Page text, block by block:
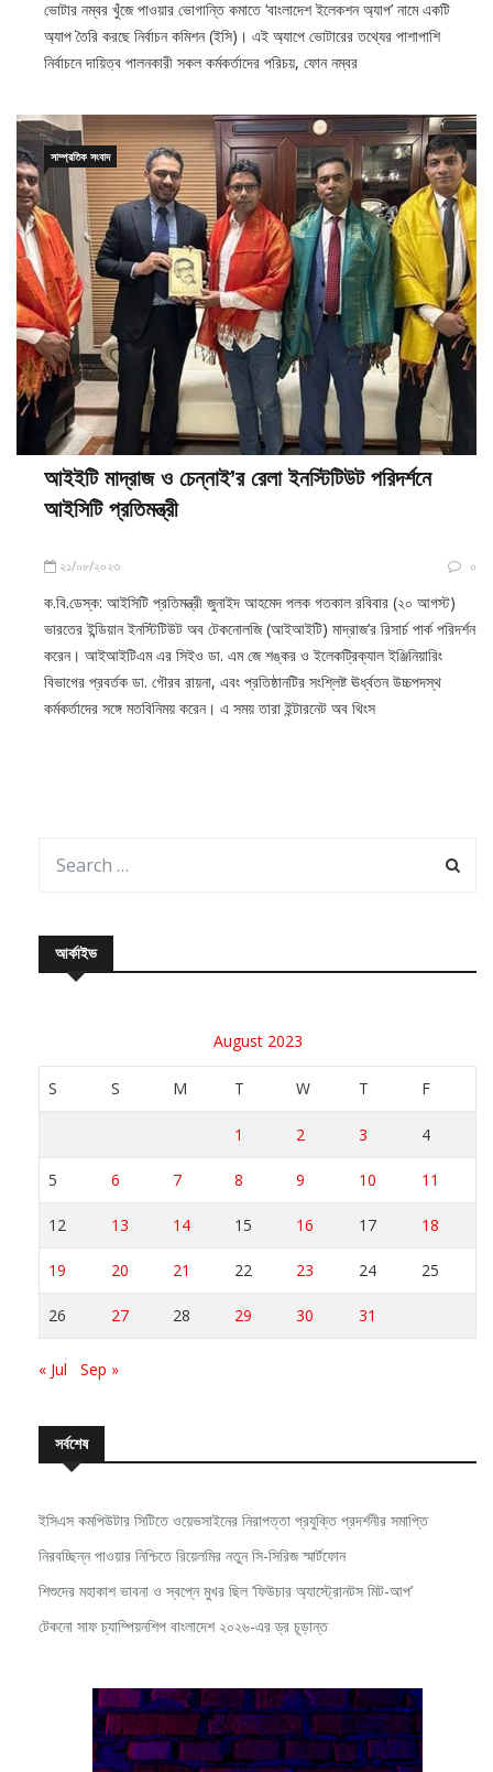
অ্যাপ তৈরি করছে নির্বাচন কমিশন (ইসি)। এই অ্যাপে ভোটারের তথ্যের পাশাপাশি
নির্বাচনে দায়িত্ব পালনকারী সকল কর্মকর্তাদের পরিচয়, ফোন নম্বর
সাম্প্রতিক সংবাদ
আইইটি মাদ্রাজ ও চেন্নাই’র রেলা ইনস্টিটিউট পরিদর্শনে
আইসিটি প্রতিমন্ত্রী
ক.বি.ডেস্ক: আইসিটি প্রতিমন্ত্রী জুনাইদ আহমেদ পলক গতকাল রবিবার (২০ আগস্ট)
ভারতের ইন্ডিয়ান ইনস্টিটিউট অব টেকনোলজি (আইআইটি) মাদ্রাজ’র রিসার্চ পার্ক পরিদর্শন
করেন। আইআইটিএম এর সিইও ডা. এম জে শঙ্কর ও ইলেকট্রিক্যাল ইঞ্জিনিয়ারিং
বিভাগের প্রবর্তক ডা. গৌরব রায়না, এবং প্রতিষ্ঠানটির সংশ্লিষ্ট ঊর্ধ্বতন উচ্চপদস্থ
কর্মকর্তাদের সঙ্গে মতবিনিময় করেন। এ সময় তারা ইন্টারনেট অব থিংস
S S M T W T F
5 6 7 8 9 10 11
12 13 14 15 16 17 18
19 20 21 22 23 24 25
26 27 28 29 30 31
নিরবচ্ছিন্ন পাওয়ার নিশ্চিতে রিয়েলমির নতুন সি-সিরিজ স্মার্টফোন
শিশুদের মহাকাশ ভাবনা ও স্বপ্নে মুখর ছিল ‘ফিউচার অ্যাস্ট্রোনটস মিট-আপ’
টেকনো সাফ চ্যাম্পিয়নশিপ বাংলাদেশ ২০২৬-এর ড্র চূড়ান্ত